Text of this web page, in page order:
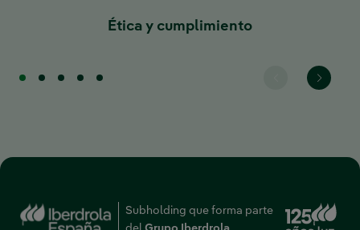
Ética y cumplimiento
Subholding que forma parte